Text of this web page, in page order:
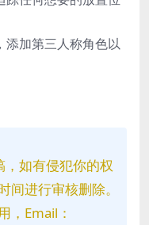
添加第三人称角色以
如有侵犯你的权
间进行审核删除。
，Email：